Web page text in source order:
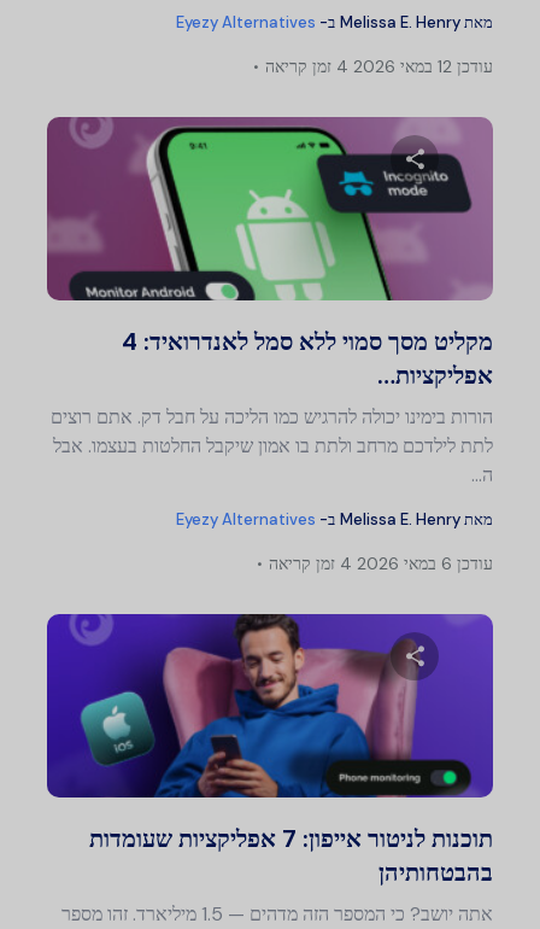
מאתMelissa E. Henry ב- Eyezy Alternatives
עודכן 4 זמן קריאה
שתף מאמר זה
מקליט מסך סמוי ללא סמל לאנדרואיד: 4
אפליקציות…
הורות בימינו יכולה להרגיש כמו הליכה על חבל דק. אתם רוצים
לתת לילדכם מרחב ולתת בו אמון שיקבל החלטות בעצמו. אבל
ה…
מאתMelissa E. Henry ב- Eyezy Alternatives
עודכן 4 זמן קריאה
שתף מאמר זה
תוכנות לניטור אייפון: 7 אפליקציות שעומדות
בהבטחותיהן
אתה יושב? כי המספר הזה מדהים — 1.5 מיליארד. זהו מספר